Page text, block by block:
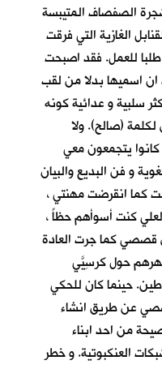
الصفصاف المتيبسة
الغازية التي فرقت
للعمل. فقد اصبحت
اسميها بدلا من لقب
سلبية و عدائية كونه
(صالح). ولا
يتجمعون معي
و فن البديع والبيان
كما انقرضت مهنتي ،
كنت أسوأهم حظاً ،
كما جرت العادة
حول كرسِيّيَ
حينما كان للحكي
عن طريق انشاء
من احد ابناء
العنكبوتية. و خطر